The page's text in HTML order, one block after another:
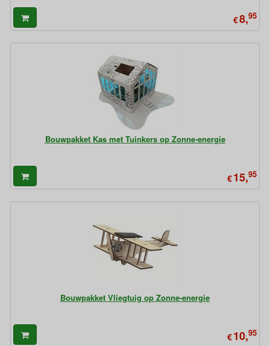
€8,95
Bouwpakket Kas met Tuinkers op Zonne-energie
€15,95
Bouwpakket Vliegtuig op Zonne-energie
€10,95